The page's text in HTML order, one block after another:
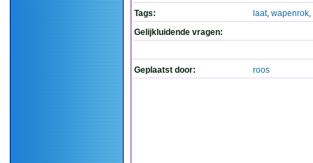
Tags:
laat, wapenrok,
Gelijkluidende vragen:
Geplaatst door: roos